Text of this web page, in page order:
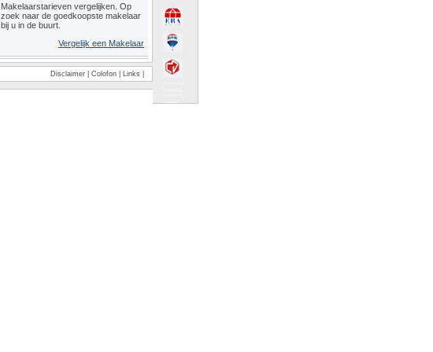
Makelaarstarieven vergelijken. Op
zoek naar de goedkoopste makelaar
bij u in de buurt.
Vergelijk een Makelaar
Disclaimer Colofon Links